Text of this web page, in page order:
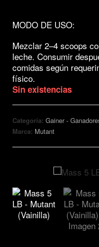
MODO DE USO:
Mezclar 2–4 scoops
leche. Consumir
comidas según
físico.
Sin existencias
Categoría: Gainer -
Marca: Mutant